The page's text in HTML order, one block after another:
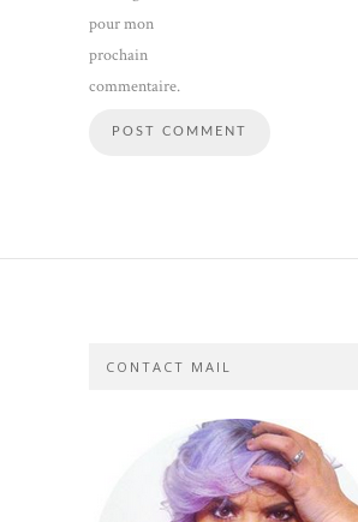
pour mon
prochain
commentaire.
CONTACT MAIL